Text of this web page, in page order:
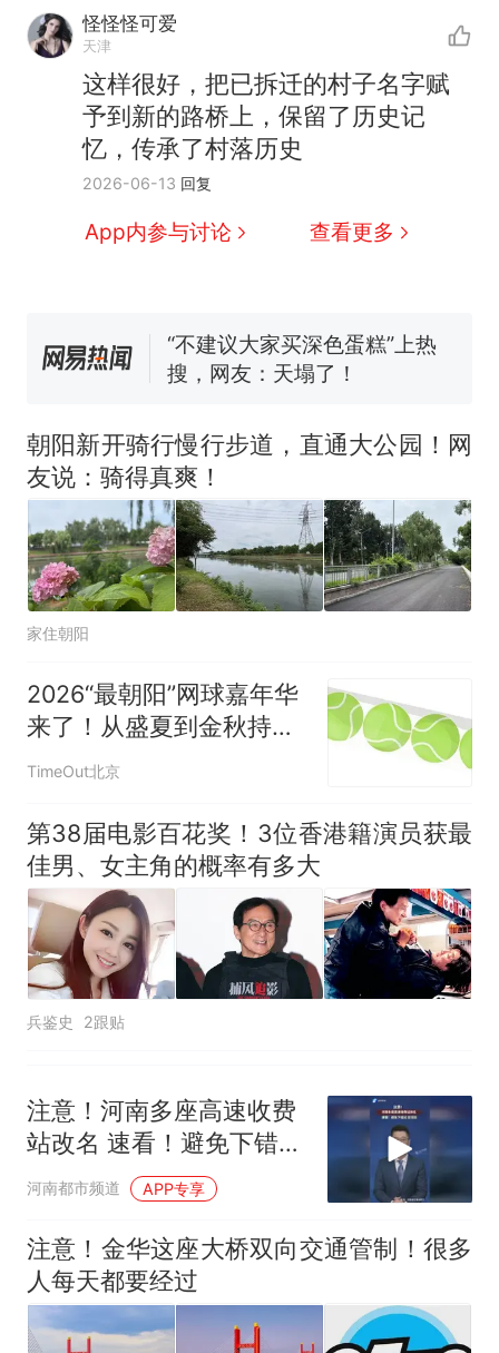
怪怪怪可爱
天津
这样很好，把已拆迁的村子名字赋
予到新的路桥上，保留了历史记
忆，传承了村落历史
2026-06-13 回复
App内参与讨论 查看更多
热
因老师一句“跟我回家”改写了
人生
新
搬家报价570元，搬到楼下
交5060元才肯搬上楼！女子傻
眼了……
十多万人报名的考试，成绩全
部作废，公平么？
空调24小时开着反而更省电？
电力部门回应
佛山一中学招聘物理教师，笔
核查
搜，网友：天塌了！
热
那个在床头放菜刀的女孩，
人生
朝阳新开骑行慢行步道，直通大公园！网
友说：骑得真爽！
家住朝阳
2026“最朝阳”网球嘉年华
来了！从盛夏到金秋持续
燃爆
TimeOut北京
第38届电影百花奖！3位香港籍演员获最
佳男、女主角的概率有多大
兵鉴史 2跟贴
注意！河南多座高速收费
站改名 速看！避免下错
站，走错路
河南都市频道 APP专享
注意！金华这座大桥双向交通管制！很多
人每天都要经过